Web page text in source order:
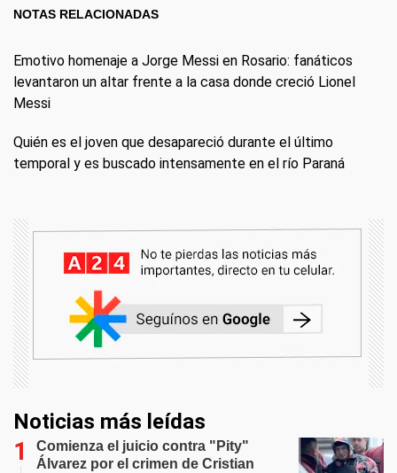
NOTAS RELACIONADAS
Emotivo homenaje a Jorge Messi en Rosario: fanáticos
levantaron un altar frente a la casa donde creció Lionel
Messi
Quién es el joven que desapareció durante el último
temporal y es buscado intensamente en el río Paraná
Noticias más leídas
Comienza el juicio contra "Pity"
Álvarez por el crimen de Cristian